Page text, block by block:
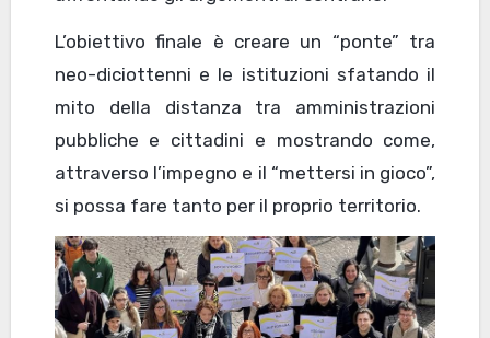
L’obiettivo finale è creare un “ponte” tra
neo-diciottenni e le istituzioni sfatando il
mito della distanza tra amministrazioni
pubbliche e cittadini e mostrando come,
attraverso l’impegno e il “mettersi in gioco”,
si possa fare tanto per il proprio territorio.